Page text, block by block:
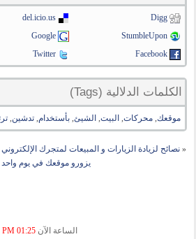
Digg
del.icio.us
StumbleUpon
Google
Facebook
Twitter
الكلمات الدلالية (Tags)
موقعك,محركات, البيت, الشيئ,بأستخدام,تدشين,
« نصائح لزيادة الزيارات و المبيعات لمتجرك الإلكتروني
يزورو موقعك في يوم واحد
الساعة الآن 01:25 PM